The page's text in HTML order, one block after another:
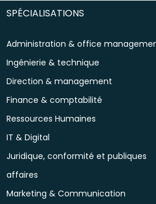
SPÉCIALISATIONS
Administration & office
Ingénierie & technique
Direction & management
Finance & comptabilité
Ressources Humaines
IT & Digital
Juridique, conformité et publiques
affaires
Marketing & Communication